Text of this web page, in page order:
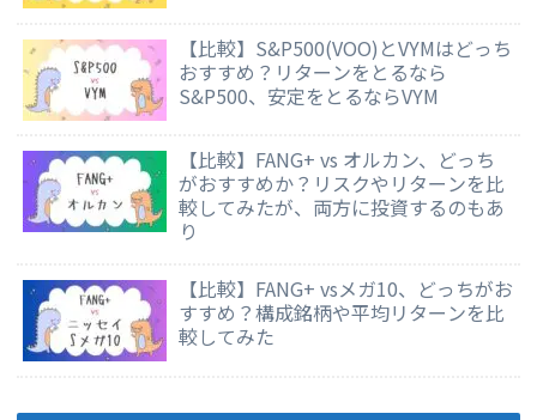
【比較】S&P500(VOO)とVYMはどっち
おすすめ？リターンをとるなら
S&P500、安定をとるならVYM
【比較】FANG+ vs オルカン、どっち
がおすすめか？リスクやリターンを比
較してみたが、両方に投資するのもあ
り
【比較】FANG+ vsメガ10、どっちがお
すすめ？構成銘柄や平均リターンを比
較してみた